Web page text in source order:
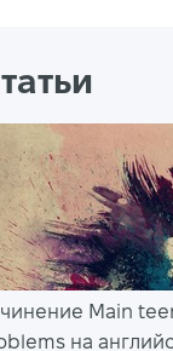
Main
на